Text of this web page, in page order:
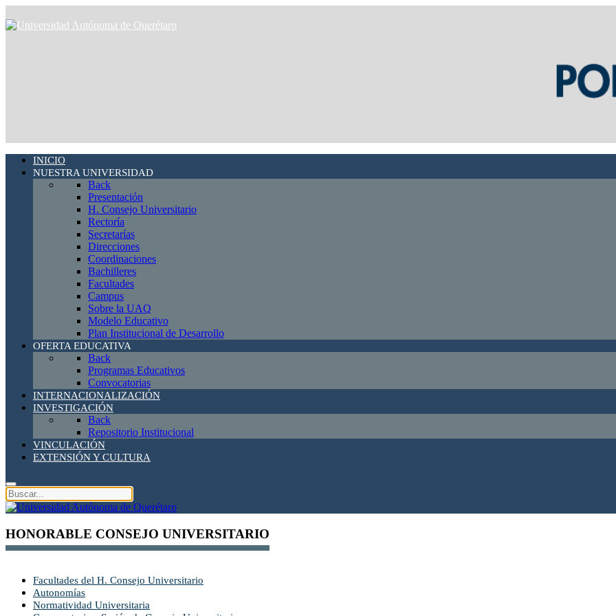
INICIO
NUESTRA UNIVERSIDAD
Back
Presentación
H. Consejo Universitario
Rectoría
Secretarías
Direcciones
Coordinaciones
Bachilleres
Facultades
Campus
Sobre la UAQ
Modelo Educativo
Plan Institucional de Desarrollo
OFERTA EDUCATIVA
Back
Programas Educativos
Convocatorias
INTERNACIONALIZACIÓN
INVESTIGACIÓN
Back
Repositorio Institucional
VINCULACIÓN
EXTENSIÓN Y CULTURA
HONORABLE CONSEJO UNIVERSITARIO
Facultades del H. Consejo Universitario
Autonomías
Normatividad Universitaria